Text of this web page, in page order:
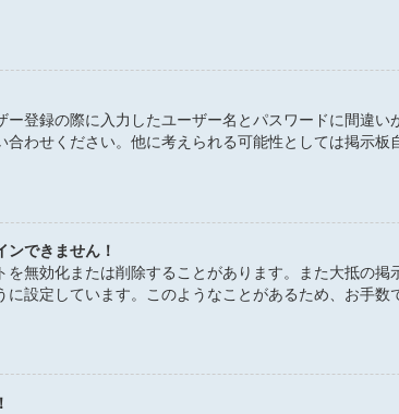
登録の際に入力したユーザー名とパスワードに間違
わせください。他に考えられる可能性としては掲示
ンできません！
無効化または削除することがあります。また大抵の
設定しています。このようなことがあるため、お手